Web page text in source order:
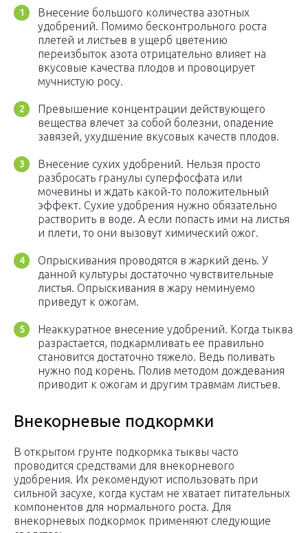
Внесение большого количества азотных
удобрений. Помимо бесконтрольного роста
плетей и листьев в ущерб цветению
переизбыток азота отрицательно влияет на
вкусовые качества плодов и провоцирует
мучнистую росу.
Превышение концентрации действующего
вещества влечет за собой болезни, опадение
завязей, ухудшение вкусовых качеств плодов.
Внесение сухих удобрений. Нельзя просто
разбросать гранулы суперфосфата или
мочевины и ждать какой-то положительный
эффект. Сухие удобрения нужно обязательно
растворить в воде. А если попасть ими на листья
и плети, то они вызовут химический ожог.
Опрыскивания проводятся в жаркий день. У
данной культуры достаточно чувствительные
листья. Опрыскивания в жару неминуемо
приведут к ожогам.
Неаккуратное внесение удобрений. Когда тыква
разрастается, подкармливать ее правильно
становится достаточно тяжело. Ведь поливать
нужно под корень. Полив методом дождевания
приводит к ожогам и другим травмам листьев.
Внекорневые подкормки
В открытом грунте подкормка тыквы часто
проводится средствами для внекорневого
удобрения. Их рекомендуют использовать при
сильной засухе, когда кустам не хватает питательных
компонентов для нормального роста. Для
внекорневых подкормок применяют следующие